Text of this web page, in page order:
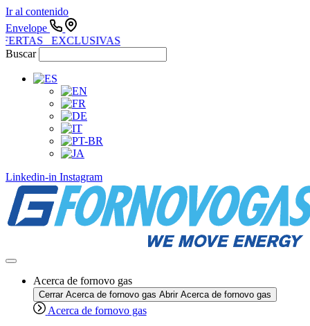
Ir al contenido
Envelope
EXCLUSIVAS
Buscar
Linkedin-in Instagram
Acerca de fornovo gas
Cerrar Acerca de fornovo gas Abrir Acerca de fornovo gas
Acerca de fornovo gas